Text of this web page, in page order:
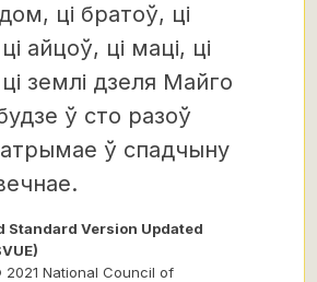
ці братоў, ці
айцоў, ці маці, ці
землі дзеля Майго
ў сто разоў
атрымае ў спадчыну
Standard Version Updated
2021 National Council of